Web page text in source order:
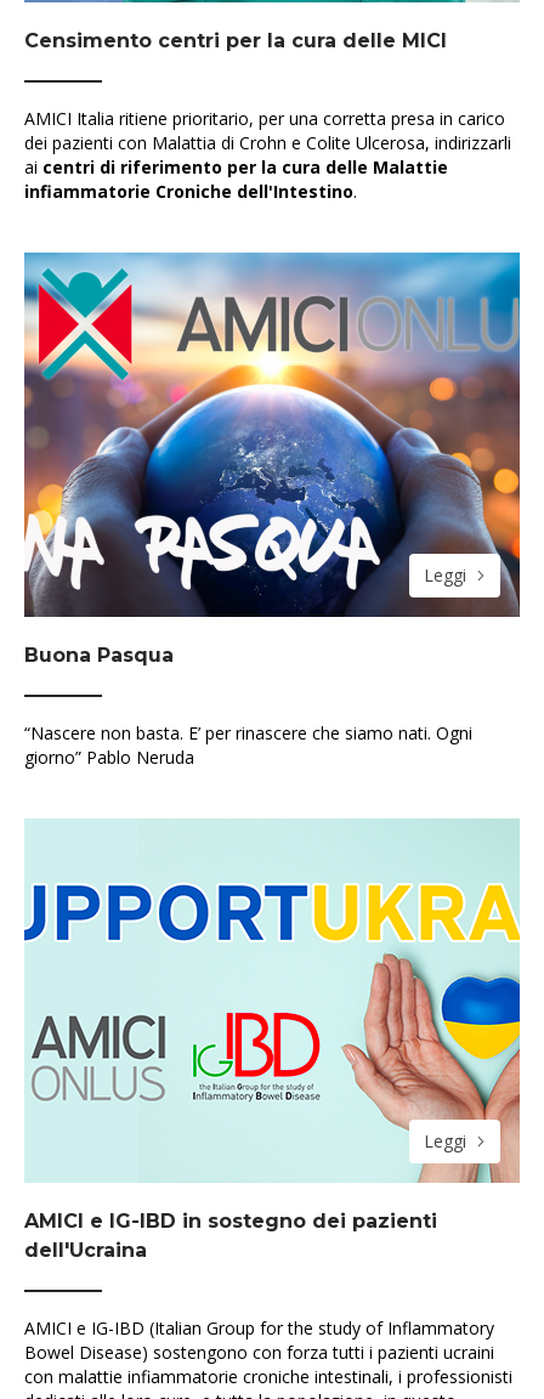
Censimento centri per la cura delle MICI
AMICI Italia ritiene prioritario, per una corretta presa in carico
dei pazienti con Malattia di Crohn e Colite Ulcerosa, indirizzarli
ai centri di riferimento per la cura delle Malattie
infiammatorie Croniche dell'Intestino.
Leggi
Buona Pasqua
“Nascere non basta. E’ per rinascere che siamo nati. Ogni
giorno” Pablo Neruda
Leggi
AMICI e IG-IBD in sostegno dei pazienti
dell'Ucraina
AMICI e IG-IBD (Italian Group for the study of Inflammatory
Bowel Disease) sostengono con forza tutti i pazienti ucraini
con malattie infiammatorie croniche intestinali, i professionisti